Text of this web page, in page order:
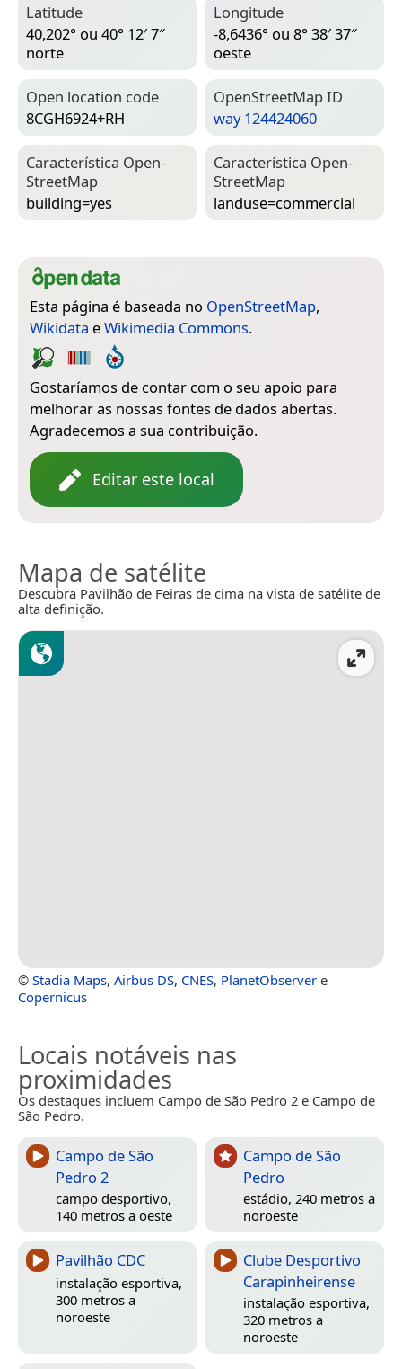
Latitude
40,202° ou 40° 12′ 7″
norte
Longitude
-8,6436° ou 8° 38′ 37″
oeste
Open location code
8CGH6924+RH
Open­Street­Map ID
way 124424060
Característica Open­
Street­Map
building=­yes
Característica Open­
Street­Map
landuse=­commercial
Esta página é baseada no OpenStreetMap,
Wikidata eWikimedia Commons.
Gostaríamos de contar com o seu apoio para
melhorar as nossas fontes de dados abertas.
Agradecemos a sua contribuição.
Editar este local
Mapa de satélite
Descubra Pavilhão de Feiras de cima na vista de satélite de
alta definição.
© Stadia Maps, Airbus DS, CNES, PlanetObserver e
Copernicus
Locais notáveis nas
proximidades
Os destaques incluem Campo de São Pedro 2 e Campo de
São Pedro.
Campo de São
Pedro 2
campo desportivo,
140 metros a oeste
Campo de São
Pedro
estádio, 240 metros a
noroeste
Pavilhão CDC
instalação esportiva,
300 metros a
noroeste
Clube Desportivo
Carapinheirense
instalação esportiva,
320 metros a
noroeste